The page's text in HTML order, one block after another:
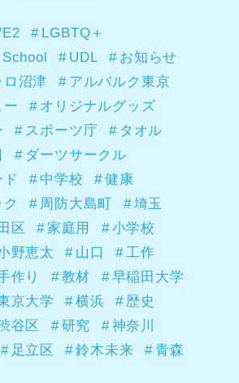
LGBTQ＋
UDL
お知らせ
ロ沼津
アルバルク東京
ー
オリジナルグッズ
スポーツ庁
タオル
ダーツサークル
中学校
健康
周防大島町
埼玉
区 家庭用
小学校
野恵太 山口
工作
作り 教材
早稲田大学
京大学 横浜
歴史
谷区 研究
神奈川
足立区 鈴木未来
青森